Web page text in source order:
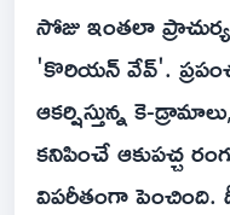
సోజు ఇంతలా
'కొరియన్ వేవ్'.
ఆకర్షిస్తున్న కె-
కనిపించే ఆకుపచ్చ
విపరీతంగా పెంచింది.